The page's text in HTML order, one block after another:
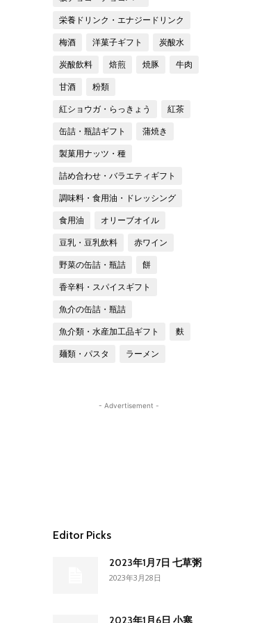
栄養ドリンク・エナジードリンク
梅酒 洋菓子ギフト 炭酸水
炭酸飲料 焙煎 焼豚 牛肉
甘酒 粉類
紅ショウガ・らっきょう 紅茶
缶詰・瓶詰ギフト 蒲焼き
製菓用ナッツ・種
詰め合わせ・バラエティギフト
調味料・食用油・ドレッシング
食用油 オリーブオイル
豆乳・豆乳飲料 赤ワイン
野菜の缶詰・瓶詰 餅
香辛料・スパイスギフト
魚介の缶詰・瓶詰
魚介類・水産加工品ギフト 麩
麺類・パスタ ラーメン
- Advertisement -
Editor Picks
2023年1月7日 七草粥
2023年3月28日
2023年1月6日 小寒